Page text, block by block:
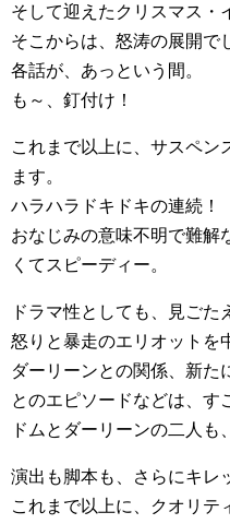
そして迎えたクリスマス・
そこからは、怒涛の展開で
各話が、あっという間。
も～、釘付け！
これまで以上に、サスペン
ます。
ハラハラドキドキの連続！
おなじみの意味不明で難解
くてスピーディー。
ドラマ性としても、見ごた
怒りと暴走のエリオットを
ダーリーンとの関係、新た
とのエピソードなどは、す
ドムとダーリーンの二人も
演出も脚本も、さらにキレ
これまで以上に、クオリテ